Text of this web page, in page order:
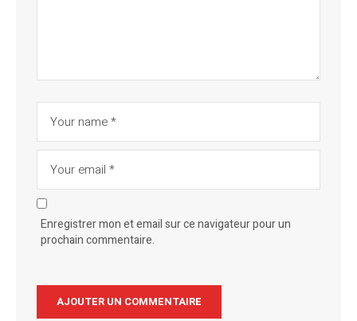
Enregistrer mon et email sur ce navigateur pour un
prochain commentaire.